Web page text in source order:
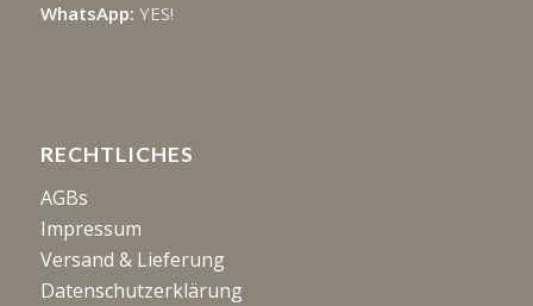
WhatsApp: YES!
RECHTLICHES
AGBs
Impressum
Versand & Lieferung
Datenschutzerklärung